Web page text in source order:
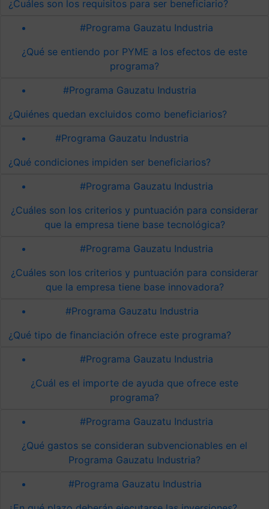
¿Cuáles son los requisitos para ser beneficiario?
#Programa Gauzatu Industria
¿Qué se entiendo por PYME a los efectos de este
programa?
#Programa Gauzatu Industria
¿Quiénes quedan excluidos como beneficiarios?
#Programa Gauzatu Industria
¿Qué condiciones impiden ser beneficiarios?
#Programa Gauzatu Industria
¿Cuáles son los criterios y puntuación para considerar
que la empresa tiene base tecnológica?
#Programa Gauzatu Industria
¿Cuáles son los criterios y puntuación para considerar
que la empresa tiene base innovadora?
#Programa Gauzatu Industria
¿Qué tipo de financiación ofrece este programa?
#Programa Gauzatu Industria
¿Cuál es el importe de ayuda que ofrece este
programa?
#Programa Gauzatu Industria
¿Qué gastos se consideran subvencionables en el
Programa Gauzatu Industria?
#Programa Gauzatu Industria